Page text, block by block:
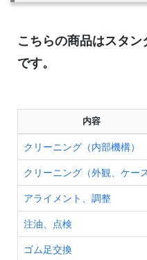
こちらの商品はスタ
です。
内容
クリーニング（内部機構）
クリーニング（外観、ケース
アライメント、調整
注油、点検
ゴム足交換